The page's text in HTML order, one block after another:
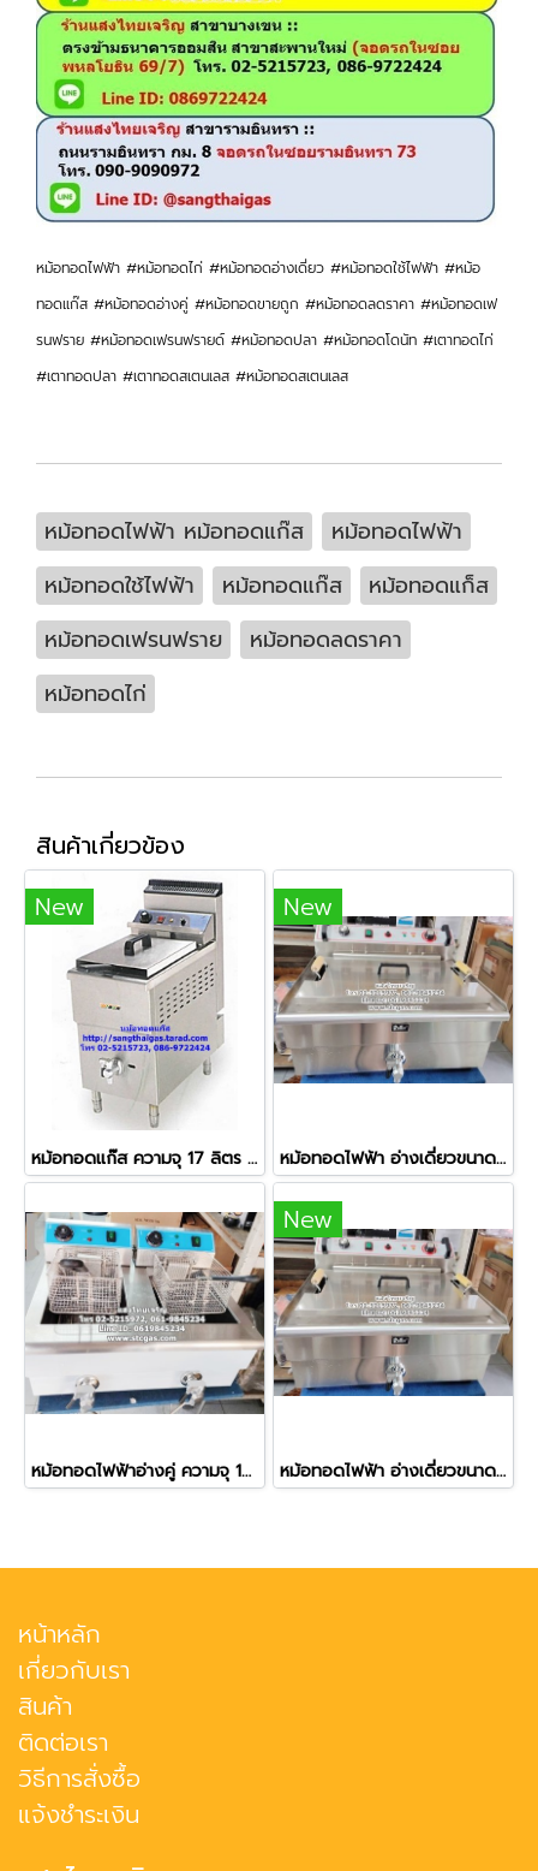
หม้อทอดไฟฟ้า #หม้อทอดไก่ #หม้อทอดอ่างเดี่ยว #หม้อทอดใช้ไฟฟ้า #หม้อ
ทอดแก๊ส #หม้อทอดอ่างคู่ #หม้อทอดขายถูก #หม้อทอดลดราคา #หม้อทอดเฟ
รนฟราย #หม้อทอดเฟรนฟรายด์ #หม้อทอดปลา #หม้อทอดโดนัท #เตาทอดไก่
#เตาทอดปลา #เตาทอดสเตนเลส #หม้อทอดสเตนเลส
หม้อทอดไฟฟ้า หม้อทอดแก๊ส
หม้อทอดไฟฟ้า
หม้อทอดใช้ไฟฟ้า
หม้อทอดแก๊ส
หม้อทอดแก็ส
หม้อทอดเฟรนฟราย
หม้อทอดลดราคา
หม้อทอดไก่
สินค้าเกี่ยวข้อง
New
หม้อทอดแก๊ส ความจุ 17 ลิตร ควบคุมอุณหภูมิได้
New
หม้อทอดไฟฟ้า อ่างเดี่ยวขนาดใหญ่ ความจุ 30 ลิตร
หม้อทอดไฟฟ้าอ่างคู่ ความจุ 16 ลิตร (อ่างละ 8 ลิตร) รุ่น 102V
New
หม้อทอดไฟฟ้า อ่างเดี่ยวขนาดใหญ่ ความจุ 20 ลิตร
หน้าหลัก
เกี่ยวกับเรา
สินค้า
ติดต่อเรา
วิธีการสั่งซื้อ
แจ้งชำระเงิน